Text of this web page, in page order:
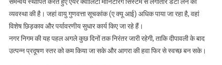
व्यवस्था की है। जहां वायु गुणवत्ता सूचकांक (ए क्यू आई) अधिक पाया जा रहा है, वहां
विशेष छिड़काव और पर्यावरणीय सुधार कार्य किए जा रहे हैं।
नगर निगम की यह पहल अगले कुछ दिनों तक निरंतर जारी रहेगी, ताकि दीपावली के बाद
उत्पन्न प्रदूषण स्तर को कम किया जा सके और आगरा की हवा फिर से स्वच्छ बन सके।